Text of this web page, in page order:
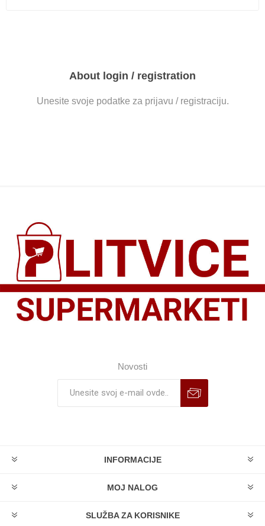
About login / registration
Unesite svoje podatke za prijavu / registraciju.
Novosti
INFORMACIJE
MOJ NALOG
SLUŽBA ZA KORISNIKE